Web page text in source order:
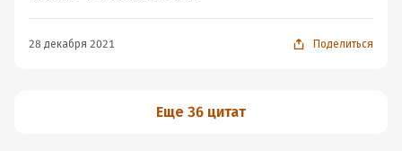
28 декабря 2021 Поделиться
Еще 36 цитат